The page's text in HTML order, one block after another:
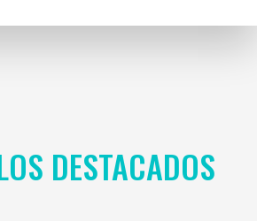
DESTACADOS